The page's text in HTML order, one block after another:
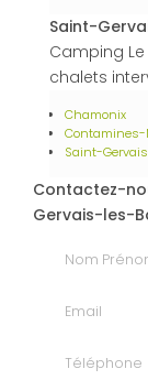
Saint-
Camping
chalets
Chamonix
Contamines-
Saint-
Contactez-
Gervais-les-
Nom Prénom
Email
Téléphone